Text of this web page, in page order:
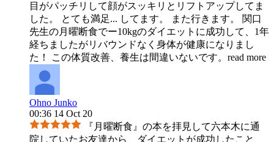
目がパッチリして顔がスッキリとリフトアップしてま
した。 とても満足... してます。 また行きます。 関口
先生の月曜断食でー10kgのダイエットに成功して、1年
経ちましたがリバウンドなく身体が健康になりまし
た！ この体質改善、養生は間違いないです。 read more
Ohno Junko
00:36 14 Oct 20
『月曜断食』の本を拝見して六本木に通
院していたお友達から、ダイエットが成功したこと、